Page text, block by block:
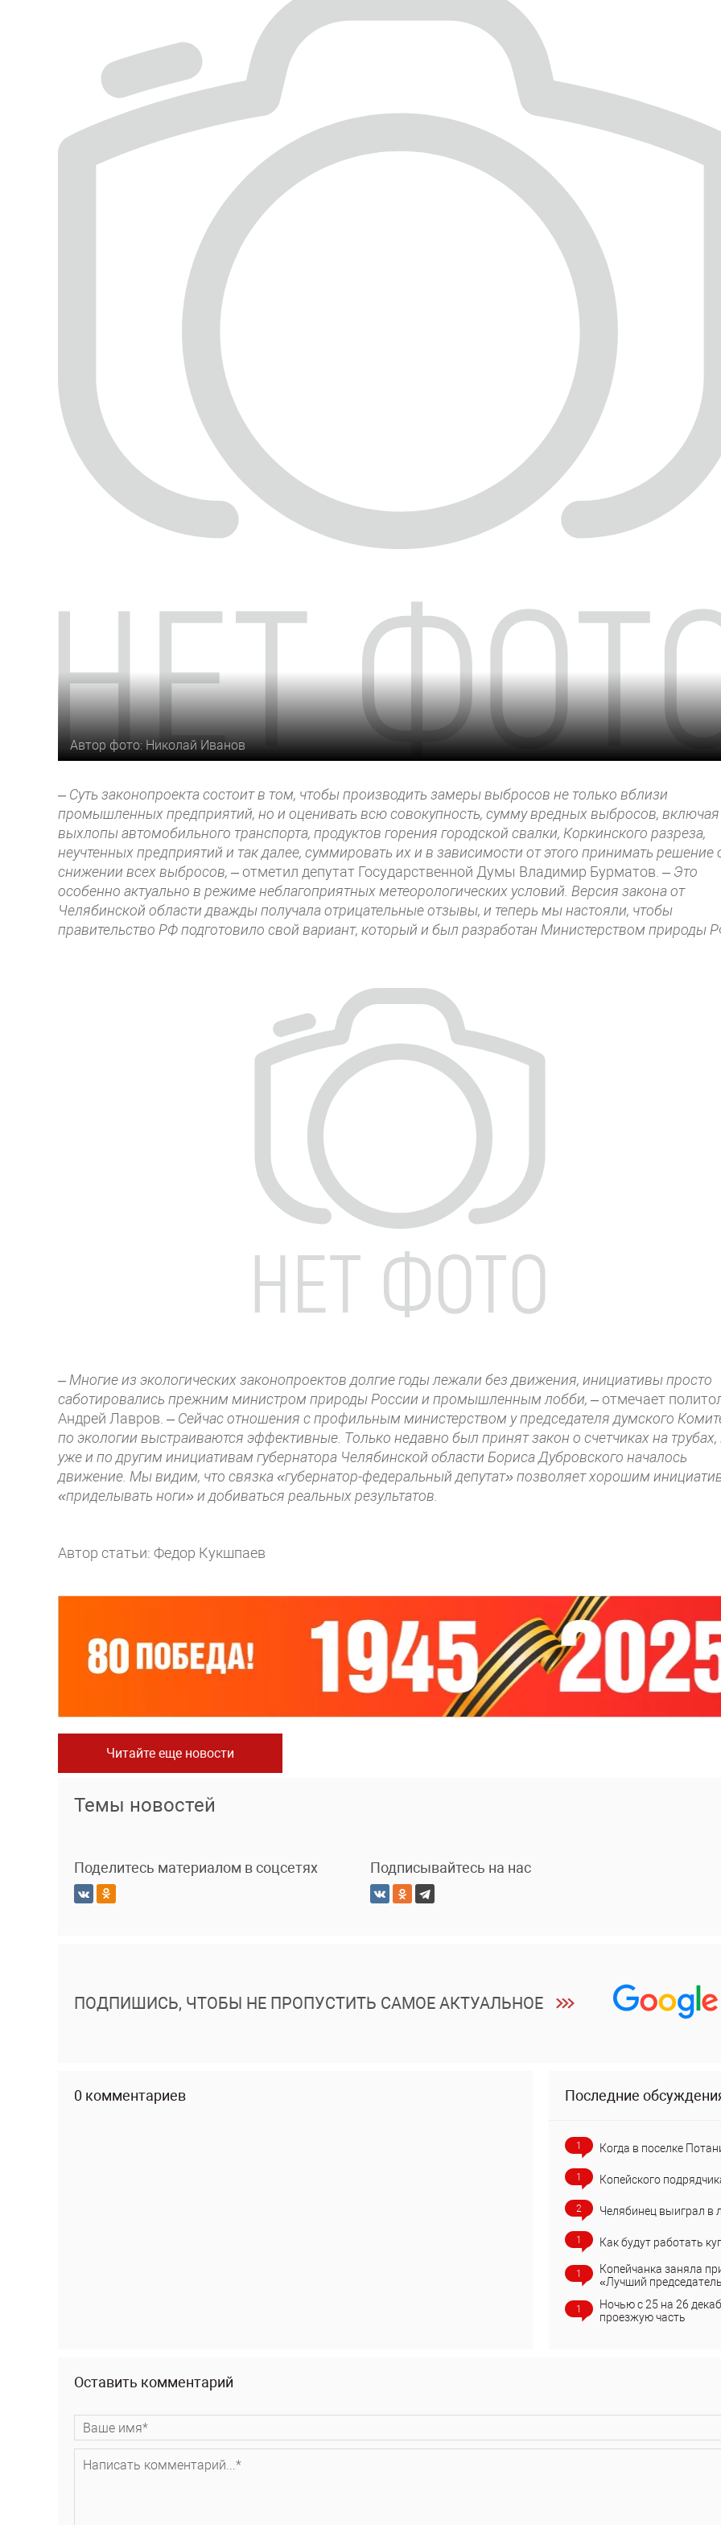
Автор фото: Николай Иванов
– Суть законопроекта состоит в том, чтобы производить замеры выбросов не только вблизи
промышленных предприятий, но и оценивать всю совокупность, сумму вредных выбросов, включая
выхлопы автомобильного транспорта, продуктов горения городской свалки, Коркинского разреза,
неучтенных предприятий и так далее, суммировать их и в зависимости от этого принимать решение
снижении всех выбросов, – отметил депутат Государственной Думы Владимир Бурматов. – Это
особенно актуально в режиме неблагоприятных метеорологических условий. Версия закона от
Челябинской области дважды получала отрицательные отзывы, и теперь мы настояли, чтобы
правительство РФ подготовило свой вариант, который и был разработан Министерством природы
– Многие из экологических законопроектов долгие годы лежали без движения, инициативы просто
саботировались прежним министром природы России и промышленным лобби, – отмечает
Андрей Лавров. – Сейчас отношения с профильным министерством у председателя думского
по экологии выстраиваются эффективные. Только недавно был принят закон о счетчиках на трубах,
уже и по другим инициативам губернатора Челябинской области Бориса Дубровского началось
движение. Мы видим, что связка «губернатор-федеральный депутат» позволяет хорошим
«приделывать ноги» и добиваться реальных результатов.
Автор статьи: Федор Кукшпаев
Читайте еще новости
Темы новостей
Поделитесь материалом в соцсетях Подписывайтесь на нас
ПОДПИШИСЬ, ЧТОБЫ НЕ ПРОПУСТИТЬ САМОЕ АКТУАЛЬНОЕ
0 комментариев Последние
1 Когда в поселке
1 Копейского
2 Челябинец выиграл в
1 Как будут работать
1
Копейчанка заняла
«Лучший
1
Ночью с 25 на 26
проезжую часть
Оставить комментарий